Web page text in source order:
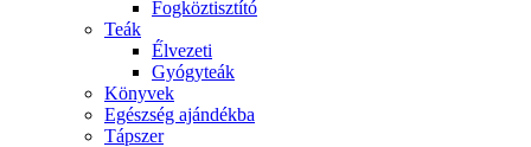
Fogköztisztító
Teák
É́lvezeti
Gyógyteák
Könyvek
Egészség ajándékba
Tápszer